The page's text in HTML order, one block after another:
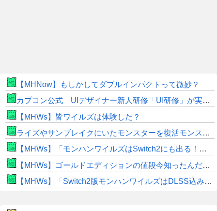
【MHNow】もしかしてダブルインパクトって微妙？
カプコン公式 UIデザイナー新人研修「UI研修」が実装まで進みました！
【MHWs】皆ワイルズは体験した？
ライズやサンブレイクにいたモンスターを復活モンスターと呼ぶのはやめよう
【MHWs】「モンハンワイルズはSwitch2にも出る！」👈こいつにかけたい言葉ｗｗｗｗｗｗｗｗｗ
【MHWs】ゴールドエディションの値段今知ったんだけどやっっっっっっすwwwww
【MHWs】「Switch2版モンハンワイルズはDLSS込みで最大1440p動作」